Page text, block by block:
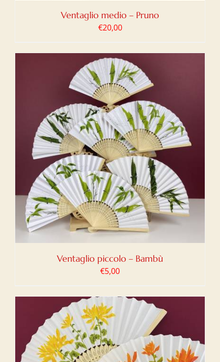
Ventaglio medio – Pruno
€20,00
Ventaglio piccolo – Bambù
€5,00